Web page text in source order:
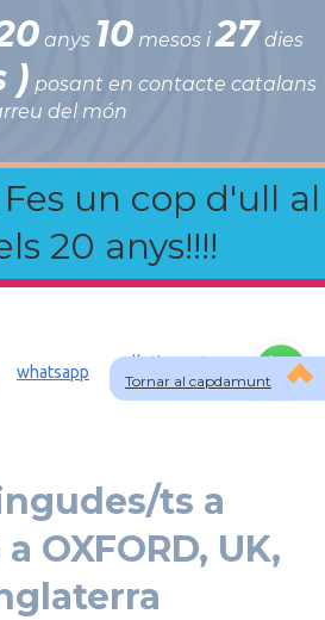
anys 10 mesos i27 dies
) posant en contacte catalans
del món
un cop d'ull al
20 anys!!!!
Tornar al capdamunt
whatsapp
Allotjament a
GBR
ts a
OXFORD, UK,